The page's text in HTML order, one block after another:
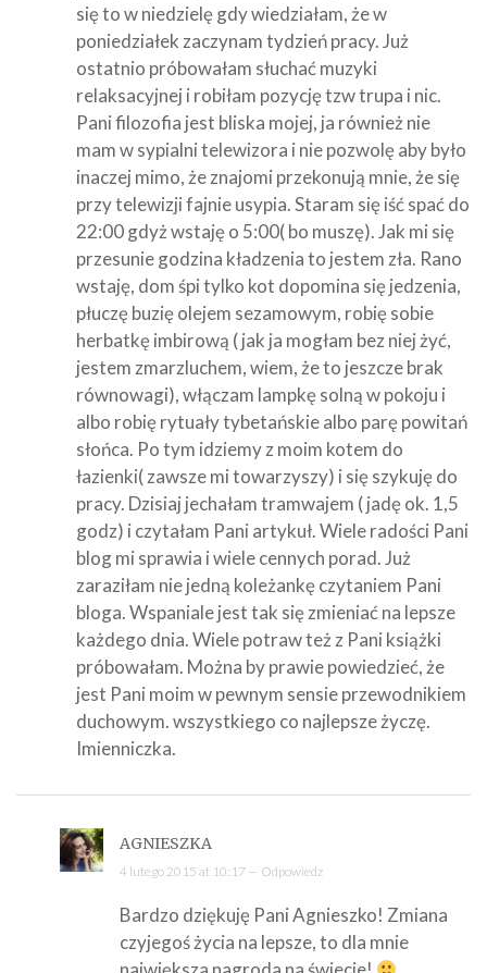
się to w niedzielę gdy wiedziałam, że w
poniedziałek zaczynam tydzień pracy. Już
ostatnio próbowałam słuchać muzyki
relaksacyjnej i robiłam pozycję tzw trupa i nic.
Pani filozofia jest bliska mojej, ja również nie
mam w sypialni telewizora i nie pozwolę aby było
inaczej mimo, że znajomi przekonują mnie, że się
przy telewizji fajnie usypia. Staram się iść spać do
22:00 gdyż wstaję o 5:00( bo muszę). Jak mi się
przesunie godzina kładzenia to jestem zła. Rano
wstaję, dom śpi tylko kot dopomina się jedzenia,
płuczę buzię olejem sezamowym, robię sobie
herbatkę imbirową ( jak ja mogłam bez niej żyć,
jestem zmarzluchem, wiem, że to jeszcze brak
równowagi), włączam lampkę solną w pokoju i
albo robię rytuały tybetańskie albo parę powitań
słońca. Po tym idziemy z moim kotem do
łazienki( zawsze mi towarzyszy) i się szykuję do
pracy. Dzisiaj jechałam tramwajem ( jadę ok. 1,5
godz) i czytałam Pani artykuł. Wiele radości Pani
blog mi sprawia i wiele cennych porad. Już
zaraziłam nie jedną koleżankę czytaniem Pani
bloga. Wspaniale jest tak się zmieniać na lepsze
każdego dnia. Wiele potraw też z Pani książki
próbowałam. Można by prawie powiedzieć, że
jest Pani moim w pewnym sensie przewodnikiem
duchowym. wszystkiego co najlepsze życzę.
Imienniczka.
AGNIESZKA
4 lutego 2015 at 10:17 — Odpowiedz
Bardzo dziękuję Pani Agnieszko! Zmiana
czyjegoś życia na lepsze, to dla mnie